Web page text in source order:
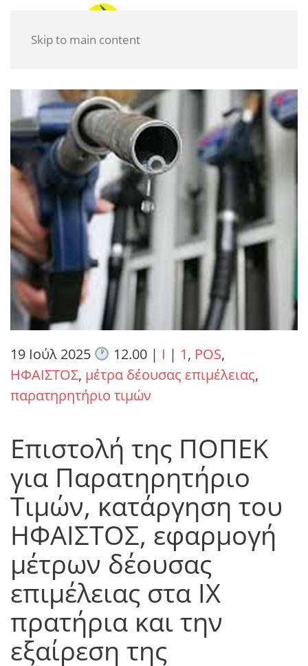
Skip to main content
19 Ιούλ 2025 12.00| I | 1, POS,
ΗΦΑΙΣΤΟΣ, μέτρα δέουσας επιμέλειας,
παρατηρητήριο τιμών
Επιστολή της ΠΟΠΕΚ
για Παρατηρητήριο
Τιμών, κατάργηση του
ΗΦΑΙΣΤΟΣ, εφαρμογή
μέτρων δέουσας
επιμέλειας στα ΙΧ
πρατήρια και την
εξαίρεση της